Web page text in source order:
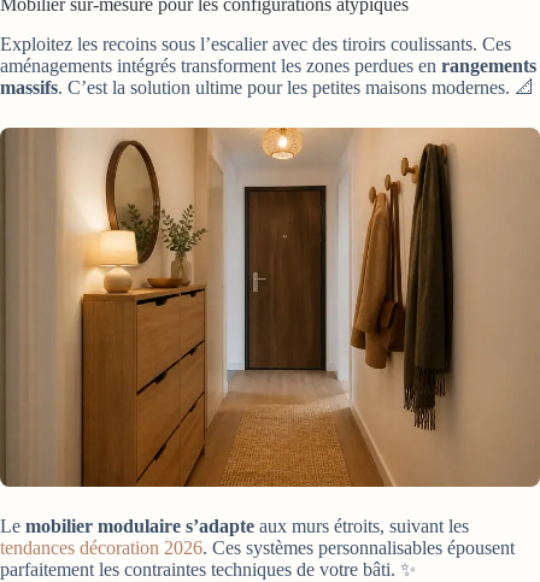
Exploitez les recoins sous l’escalier avec des tiroirs coulissants. Ces
aménagements intégrés transforment les zones perdues en rangements
massifs. C’est la solution ultime pour les petites maisons modernes. 📐
Le mobilier modulaire s’adapte aux murs étroits, suivant les
tendances décoration 2026. Ces systèmes personnalisables épousent
parfaitement les contraintes techniques de votre bâti. ✨